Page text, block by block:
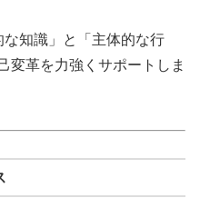
知識」と「主体的な行
変革を力強くサポートしま